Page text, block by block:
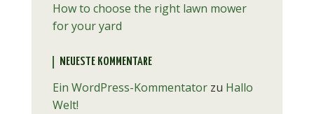
How to choose the right lawn mower
for your yard
NEUESTE KOMMENTARE
Ein WordPress-Kommentatorzu Hallo
Welt!